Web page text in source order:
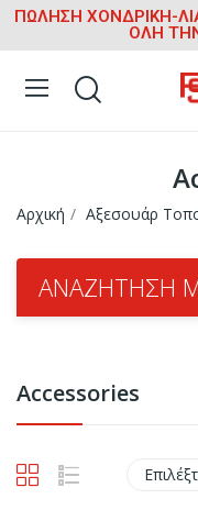
ΠΩΛΗΣΗ ΧΟΝΔΡΙΚΗ-
ΟΛΗ
Αρχική Αξεσουάρ
ΑΝΑΖΉΤΗΣΗ
Accessories